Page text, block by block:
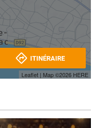
Leaflet | Map ©2026 HERE
ITINÉRAIRE